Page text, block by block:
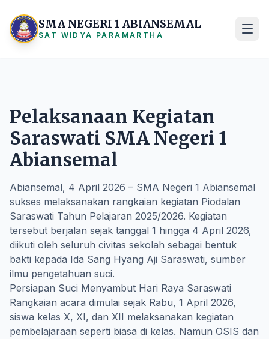
SMA NEGERI 1 ABIANSEMAL
SAT WIDYA PARAMARTHA
Pelaksanaan Kegiatan
Saraswati SMA Negeri 1
Abiansemal
Abiansemal, 4 April 2026 – SMA Negeri 1 Abiansemal
sukses melaksanakan rangkaian kegiatan Piodalan
Saraswati Tahun Pelajaran 2025/2026. Kegiatan
tersebut berjalan sejak tanggal 1 hingga 4 April 2026,
diikuti oleh seluruh civitas sekolah sebagai bentuk
bakti kepada Ida Sang Hyang Aji Saraswati, sumber
ilmu pengetahuan suci.
Persiapan Suci Menyambut Hari Raya Saraswati
Rangkaian acara dimulai sejak Rabu, 1 April 2026,
siswa kelas X, XI, dan XII melaksanakan kegiatan
pembelajaraan seperti biasa di kelas. Namun OSIS dan